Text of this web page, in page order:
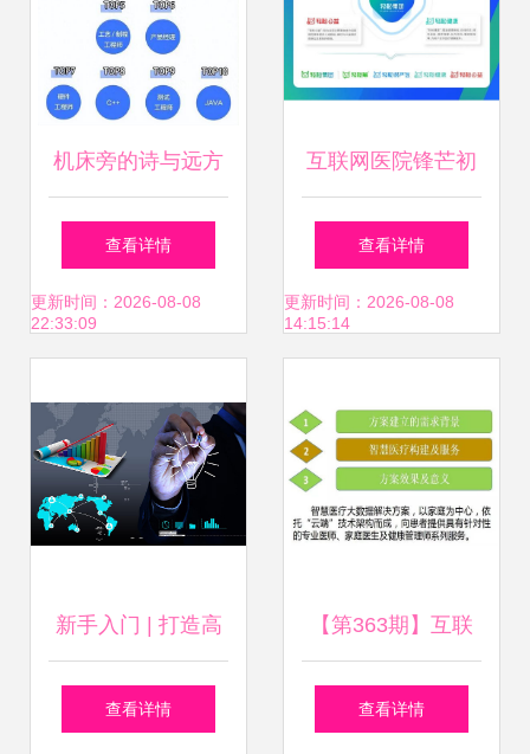
机床旁的诗与远方
我在制造业工厂写
代码，月薪三万，
查看详情
更新时间：2026-08-08
22:33:09
互联网医院锋芒初
露，轻松集团普惠
医疗服务惠及更多
查看详情
更新时间：2026-08-08
14:15:14
新手入门 | 打造高
端的数据报表 – 爱
查看详情
【第363期】互联
网数据服务助力智
查看详情